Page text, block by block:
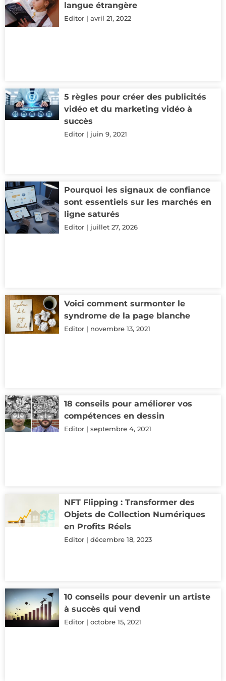
langue étrangère
Editor avril 21, 2022
5 règles pour créer des publicités
vidéo et du marketing vidéo à
succès
Editor juin 9, 2021
Pourquoi les signaux de confiance
sont essentiels sur les marchés en
ligne saturés
Editor juillet 27, 2026
Voici comment surmonter le
syndrome de la page blanche
Editor novembre 13, 2021
18 conseils pour améliorer vos
compétences en dessin
Editor septembre 4, 2021
NFT Flipping : Transformer des
Objets de Collection Numériques
en Profits Réels
Editor décembre 18, 2023
10 conseils pour devenir un artiste
à succès qui vend
Editor octobre 15, 2021